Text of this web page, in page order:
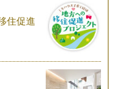
住促進